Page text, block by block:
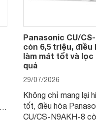
Panasonic CU/
còn 6,5 triệu, điều
làm mát tốt và lọc
quả
29/07/2026
Không chỉ mang lại
tốt, điều hòa
CU/CS-N9AKH-8